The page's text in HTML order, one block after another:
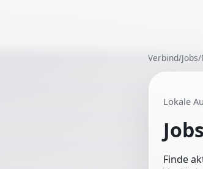
Verbind/Jobs/
Lokale
Finde